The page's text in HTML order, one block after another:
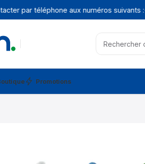
par téléphone aux numéros suivants :
Promotions